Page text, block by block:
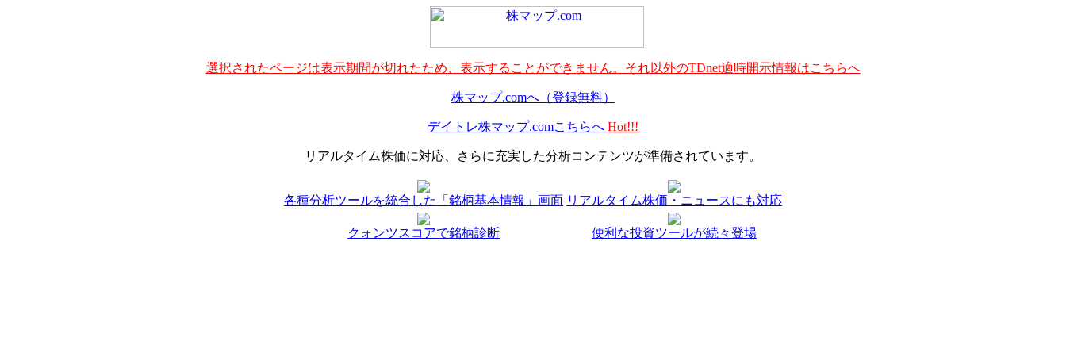
選択されたページは表示期間が切れたため、表示することができません。それ以外のTDnet適時開示情報はこちらへ
株マップ.comへ（登録無料）
デイトレ株マップ.comこちらへ Hot!!!
リアルタイム株価に対応、さらに充実した分析コンテンツが準備されています。
各種分析ツールを統合した「銘柄基本情報」画面 リアルタイム株価・ニュースにも対応
クォンツスコアで銘柄診断 便利な投資ツールが続々登場